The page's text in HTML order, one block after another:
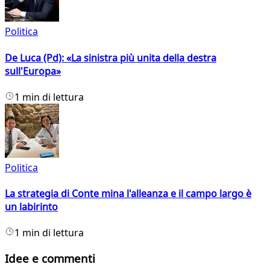
Politica
De Luca (Pd): «La sinistra più unita della destra
sull'Europa»
1 min di lettura
Politica
La strategia di Conte mina l'alleanza e il campo largo è
un labirinto
1 min di lettura
Idee e commenti